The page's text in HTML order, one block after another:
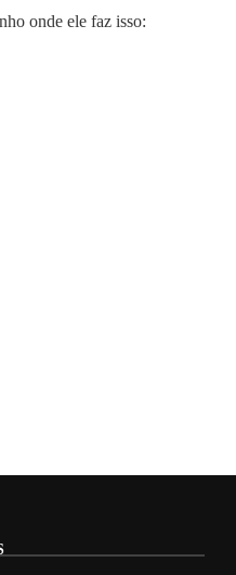
onde ele faz isso: